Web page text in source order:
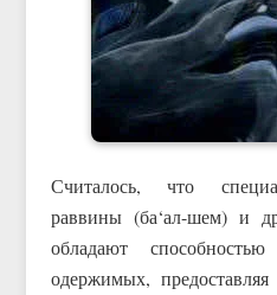
Считалось, что
раввины (ба‘ал-шем) и
обладают
одержимых,